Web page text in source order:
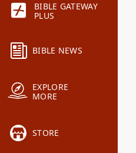
BIBLE GATEWAY
PLUS
BIBLE NEWS
EXPLORE
MORE
STORE